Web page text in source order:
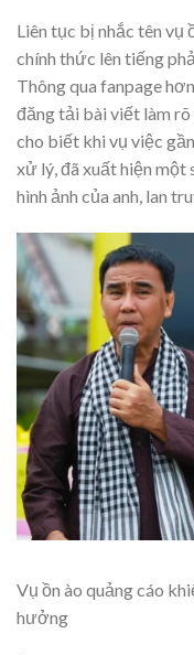
Liên tục bị nhắc tên vụ
chính thức lên tiếng
Thông qua fanpage
đăng tải bài viết làm rõ
cho biết khi vụ việc
xử lý, đã xuất hiện một
hình ảnh của anh, lan
Vụ ồn ào quảng cáo
hưởng